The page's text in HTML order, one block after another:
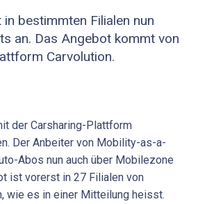
bestimmten Filialen nun
an. Das Angebot kommt von
Carvolution.
der Carsharing-Plattform
Der Anbeiter von Mobility-as-a-
Abos nun auch über Mobilezone
ist vorerst in 27 Filialen von
wie es in einer Mitteilung heisst.